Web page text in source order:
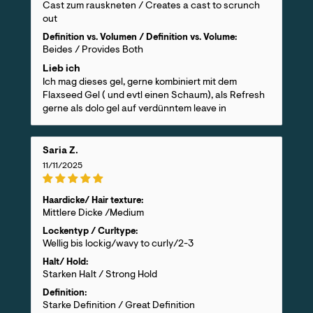
Cast zum rauskneten / Creates a cast to scrunch
out
Definition vs. Volumen / Definition vs. Volume:
Beides / Provides Both
Lieb ich
Ich mag dieses gel, gerne kombiniert mit dem
Flaxseed Gel ( und evtl einen Schaum), als Refresh
gerne als dolo gel auf verdünntem leave in
Saria Z.
11/11/2025
Haardicke/ Hair texture:
Mittlere Dicke /Medium
Lockentyp / Curltype:
Wellig bis lockig/wavy to curly/2-3
Halt/ Hold:
Starken Halt / Strong Hold
Definition:
Starke Definition / Great Definition